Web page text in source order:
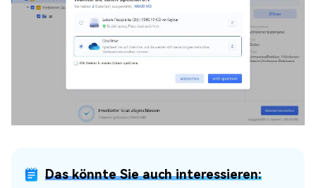
Das könnte Sie auch interessieren: